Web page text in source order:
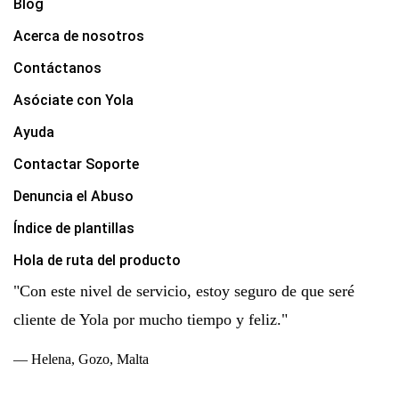
Blog
Acerca de nosotros
Contáctanos
Asóciate con Yola
Ayuda
Contactar Soporte
Denuncia el Abuso
Índice de plantillas
Hola de ruta del producto
"Con este nivel de servicio, estoy seguro de que seré
cliente de Yola por mucho tiempo y feliz."
— Helena, Gozo, Malta